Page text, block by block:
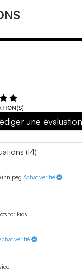
une évaluation
Achat vérifié
for kids.
vérifié